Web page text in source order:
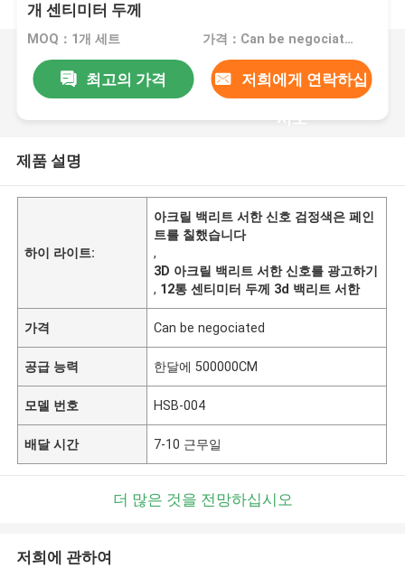
개 센티미터 두께
MOQ：1개 세트 가격：Can be negociated
최고의 가격 저희에게 연락하십
시오
제품 설명
하이 라이트:
아크릴 백리트 서한 신호 검정색은 페인
트를 칠했습니다
,
3D 아크릴 백리트 서한 신호를 광고하기
, 12통 센티미터 두께 3d 백리트 서한
가격 Can be negociated
공급 능력 한달에 500000CM
모델 번호 HSB-004
배달 시간 7-10 근무일
더 많은 것을 전망하십시오
저희에 관하여